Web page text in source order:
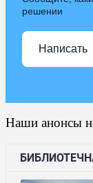
решении
Написать
Наши анонсы